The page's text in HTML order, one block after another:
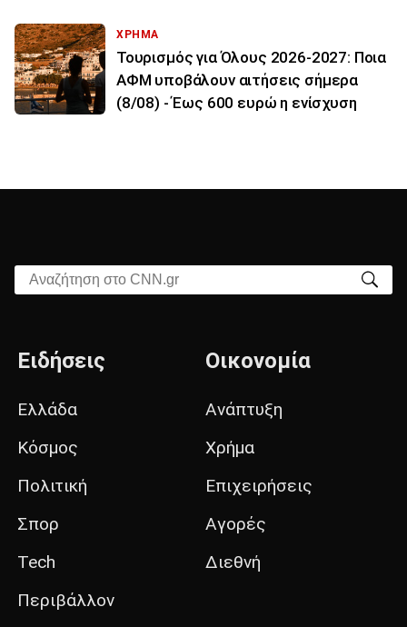
ΧΡΗΜΑ
Τουρισμός για Όλους 2026-2027: Ποια
ΑΦΜ υποβάλουν αιτήσεις σήμερα
(8/08) - Έως 600 ευρώ η ενίσχυση
Αναζήτηση στο CNN.gr
Ειδήσεις
Ελλάδα
Κόσμος
Πολιτική
Σπορ
Tech
Περιβάλλον
Οικονομία
Ανάπτυξη
Χρήμα
Επιχειρήσεις
Αγορές
Διεθνή